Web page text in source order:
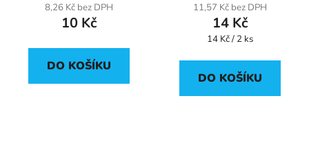
8,26 Kč bez DPH
10 Kč
DO KOŠÍKU
11,57 Kč bez DPH
14 Kč
Měrná
14 Kč / 2 ks
DO KOŠÍKU